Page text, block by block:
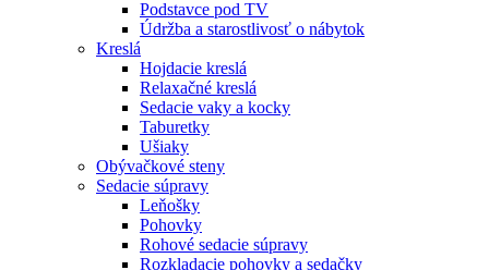
Podstavce pod TV
Údržba a starostlivosť o nábytok
Kreslá
Hojdacie kreslá
Relaxačné kreslá
Sedacie vaky a kocky
Taburetky
Ušiaky
Obývačkové steny
Sedacie súpravy
Leňošky
Pohovky
Rohové sedacie súpravy
Rozkladacie pohovky a sedačky